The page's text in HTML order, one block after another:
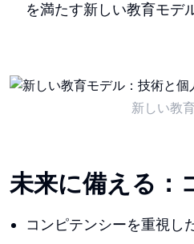
を満たす新しい教育モデ
新しい教
未来に備える：
コンピテンシーを重視し